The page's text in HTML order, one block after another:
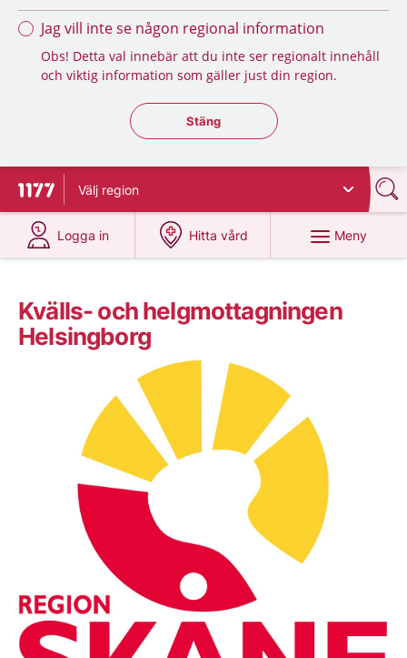
Jag vill inte se någon regional information
Obs! Detta val innebär att du inte ser regionalt innehåll
och viktig information som gäller just din region.
Stäng regionsväljaren
Stäng
Till startsidan för 1177
Välj region
Logga in
på 1177.se
Hitta vård
på 1177.se
Meny
Kvälls- och helgmottagningen
Helsingborg